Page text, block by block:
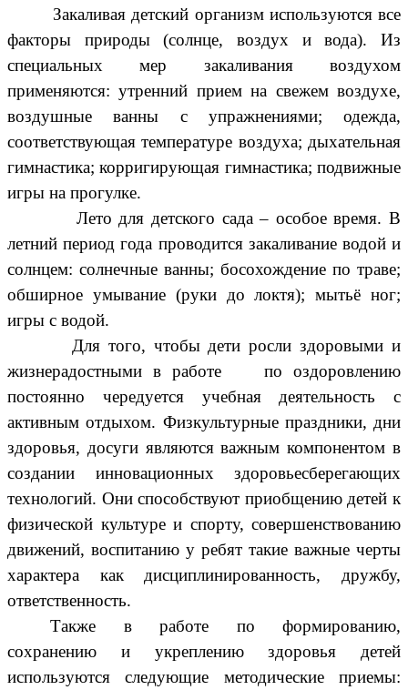
Закаливая детский организм используются все
факторы природы (солнце, воздух и вода). Из
специальных мер закаливания воздухом
применяются:утренний прием на свежем воздухе,
воздушные ванны с упражнениями; одежда,
соответствующая температуре воздуха; дыхательная
гимнастика; корригирующая гимнастика; подвижные
игры на прогулке.
Лето для детского сада – особое время. В
летний период года проводится закаливание водой и
солнцем: солнечные ванны; босохождение по траве;
обширное умывание (руки до локтя); мытьё ног;
игры с водой.
Для того, чтобы дети росли здоровыми и
жизнерадостными в работе по оздоровлению
постоянно чередуется учебная деятельность с
активным отдыхом. Физкультурные праздники, дни
здоровья, досуги являются важным компонентом в
создании инновационных здоровьесберегающих
технологий. Они способствуют приобщению детей к
физической культуре и спорту, совершенствованию
движений, воспитанию у ребят такие важные черты
характера как дисциплинированность, дружбу,
ответственность.
Также в работе по формированию,
сохранению и укреплению здоровья детей
используются следующие методические приемы: